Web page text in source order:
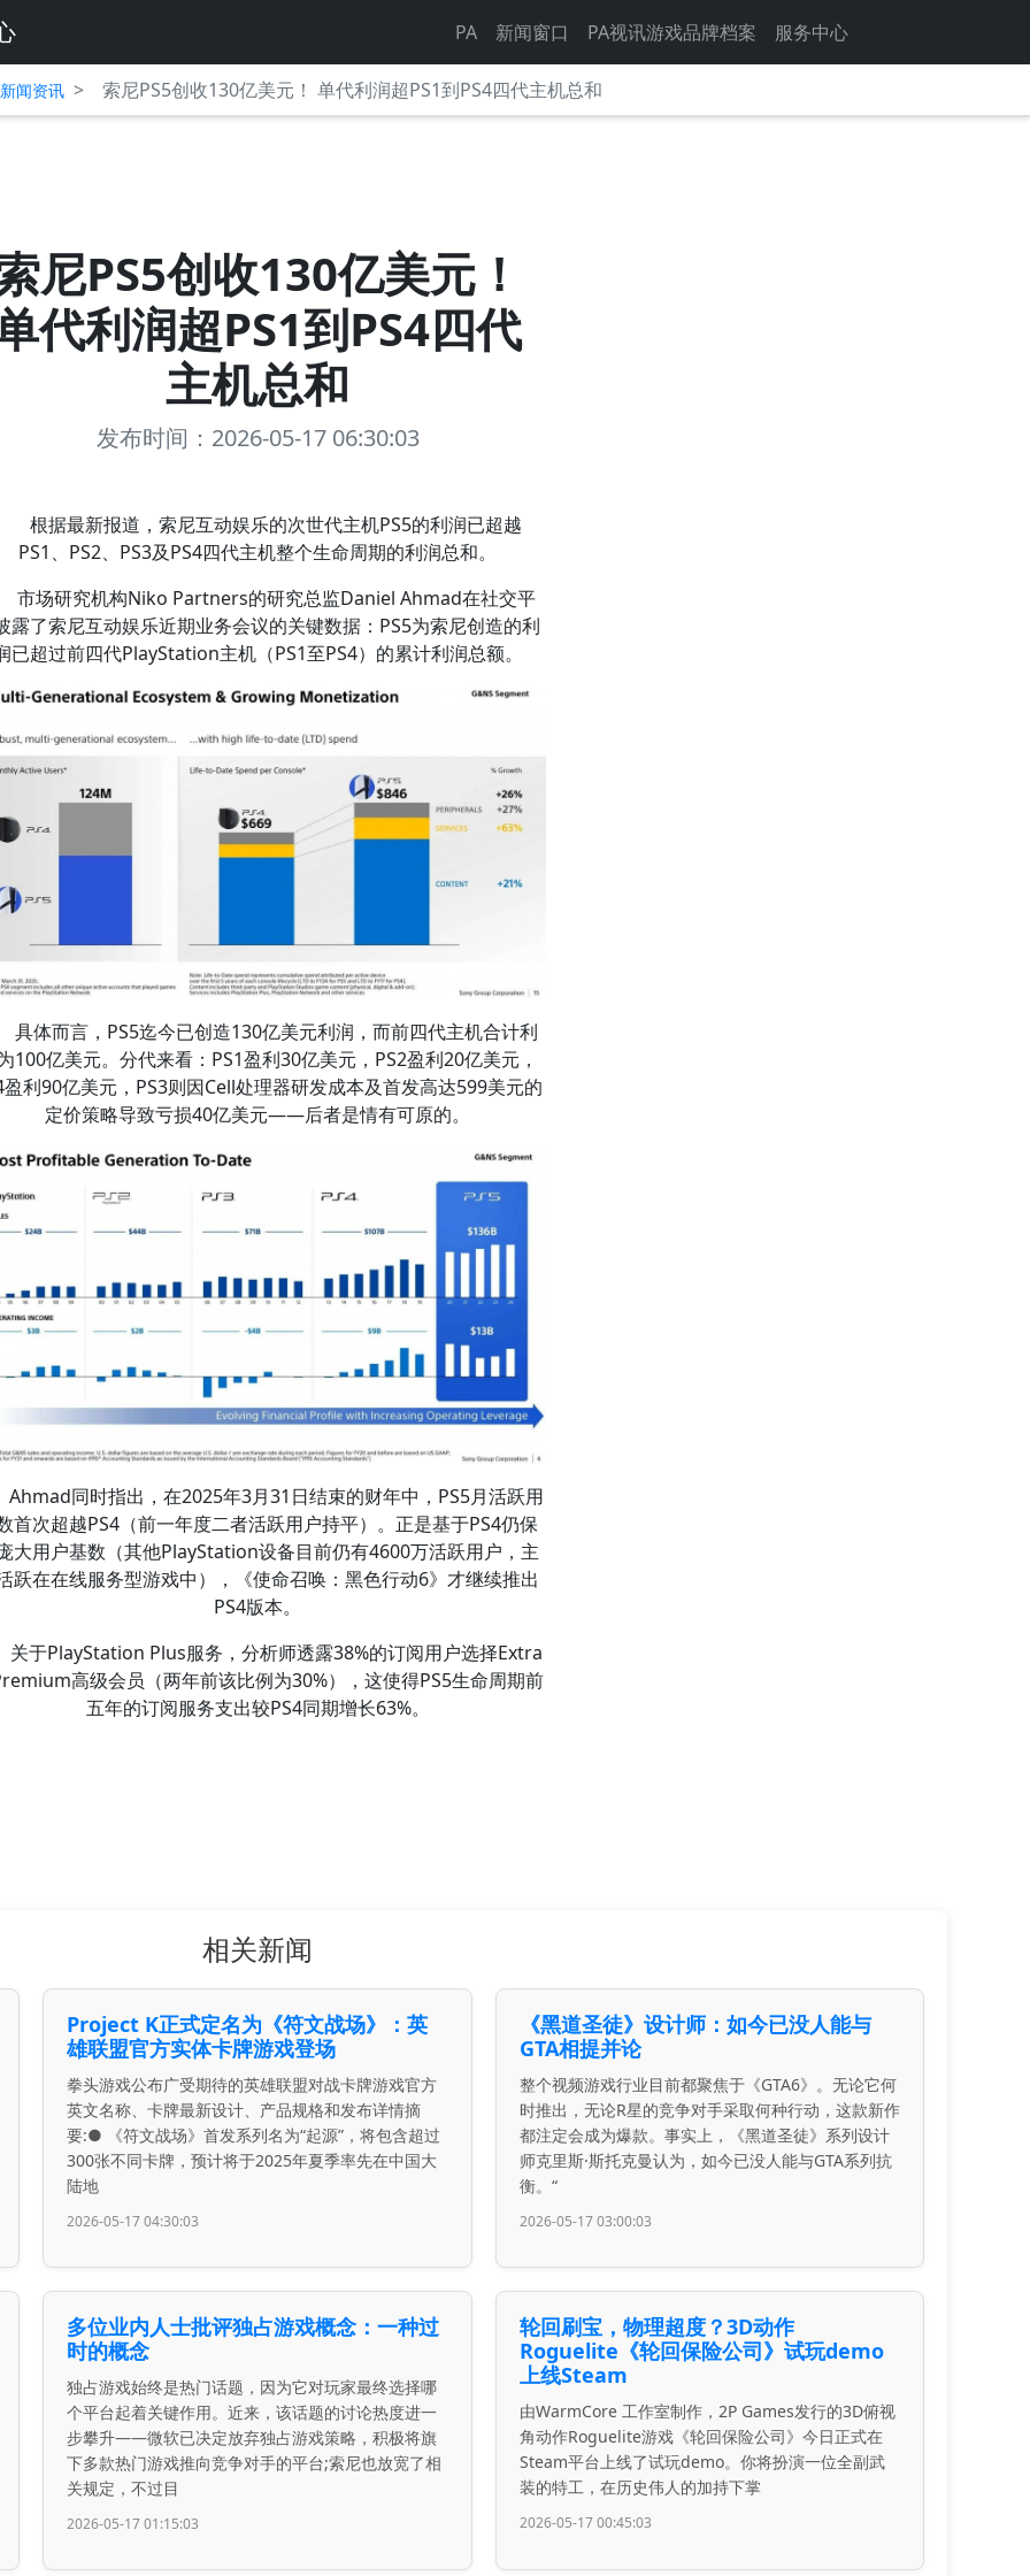
PA 新闻窗口 PA视讯游戏品牌档案 服务中心
闻资讯 > 索尼PS5创收130亿美元！ 单代利润超PS1到PS4四代主机总和
尼PS5创收130亿美元！
代利润超PS1到PS4四代
主机总和
发布时间：2026-05-17 06:30:03
根据最新报道，索尼互动娱乐的次世代主机PS5的利润已超越
PS1、PS2、PS3及PS4四代主机整个生命周期的利润总和。
市场研究机构Niko Partners的研究总监Daniel Ahmad在社交平
露了索尼互动娱乐近期业务会议的关键数据：PS5为索尼创造的利
已超过前四代PlayStation主机（PS1至PS4）的累计利润总额。
具体而言，PS5迄今已创造130亿美元利润，而前四代主机合计利
100亿美元。分代来看：PS1盈利30亿美元，PS2盈利20亿美元，
盈利90亿美元，PS3则因Cell处理器研发成本及首发高达599美元的
定价策略导致亏损40亿美元——后者是情有可原的。
Ahmad同时指出，在2025年3月31日结束的财年中，PS5月活跃用
首次超越PS4（前一年度二者活跃用户持平）。正是基于PS4仍保
大用户基数（其他PlayStation设备目前仍有4600万活跃用户，主
跃在在线服务型游戏中），《使命召唤：黑色行动6》才继续推出
PS4版本。
关于PlayStation Plus服务，分析师透露38%的订阅用户选择Extra
高级会员（两年前该比例为30%），这使得PS5生命周期前
五年的订阅服务支出较PS4同期增长63%。
相关新闻
Project K正式定名为《符文战场》：英
雄联盟官方实体卡牌游戏登场
拳头游戏公布广受期待的英雄联盟对战卡牌游戏官方
英文名称、卡牌最新设计、产品规格和发布详情摘
要:● 《符文战场》首发系列名为“起源”，将包含超过
300张不同卡牌，预计将于2025年夏季率先在中国大
陆地
2026-05-17 04:30:03
《黑道圣徒》设计师：如今已没人能与
GTA相提并论
整个视频游戏行业目前都聚焦于《GTA6》。无论它何
时推出，无论R星的竞争对手采取何种行动，这款新作
都注定会成为爆款。事实上，《黑道圣徒》系列设计
师克里斯·斯托克曼认为，如今已没人能与GTA系列抗
衡。“
2026-05-17 03:00:03
多位业内人士批评独占游戏概念：一种过
时的概念
独占游戏始终是热门话题，因为它对玩家最终选择哪
个平台起着关键作用。近来，该话题的讨论热度进一
步攀升——微软已决定放弃独占游戏策略，积极将旗
下多款热门游戏推向竞争对手的平台;索尼也放宽了相
关规定，不过目
2026-05-17 01:15:03
轮回刷宝，物理超度？3D动作
Roguelite《轮回保险公司》试玩demo
上线Steam
由WarmCore 工作室制作，2P Games发行的3D俯视
角动作Roguelite游戏《轮回保险公司》今日正式在
Steam平台上线了试玩demo。你将扮演一位全副武
装的特工，在历史伟人的加持下掌
2026-05-17 00:45:03